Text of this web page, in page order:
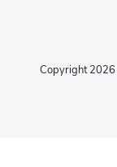
Copyright 2026